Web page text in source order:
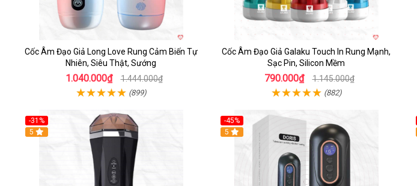
Cốc Âm Đạo Giả Long Love Rung Cảm Biến Tự
Nhiên, Siêu Thật, Sướng
1.040.000₫ 1.444.000₫
(899)
Cốc Âm Đạo Giả Galaku Touch In Rung Mạnh,
Sạc Pin, Silicon Mềm
790.000₫ 1.145.000₫
(882)
-31%
5
-45%
Hot
5